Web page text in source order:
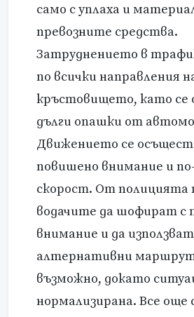
само с уплаха и
превозните средства.
Затруднението в
по всички направления
кръстовището, като се
дълги опашки от
Движението се
повишено внимание и
скорост. От полицията
водачите да шофират с
внимание и да използват
алтернативни
възможно, докато
нормализирана. Все още